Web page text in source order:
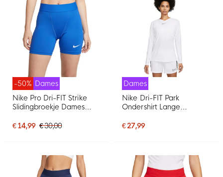
-50% Dames
Nike Pro Dri-FIT Strike
Slidingbroekje Dames
€ 14,99 € 30,00
Dames
Nike Dri-FIT Park
Ondershirt Lange
€ 27,99